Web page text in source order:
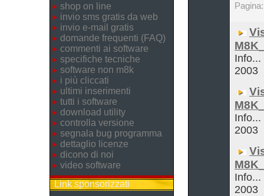
shop on line
invio sms gratis da web
invio e-mail gratis
domande frequenti (FAQ)
commenti ai software
specifiche tecniche
software non m8k
i più cliccati
ultimi inserimenti
tutti i software
download utility
controlla versione
segnala bug programma
dettaglio licenze
dicono di noi
video software
Link sponsorizzati
Info...
2003
Info...
2003
Info...
2003